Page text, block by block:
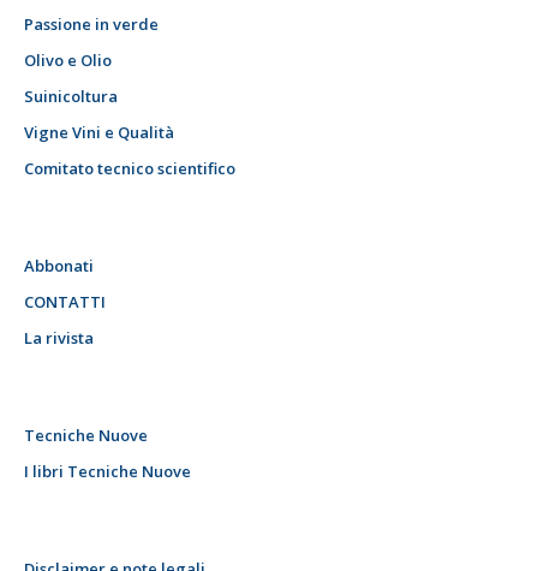
Passione in verde
Olivo e Olio
Suinicoltura
Vigne Vini e Qualità
Comitato tecnico scientifico
Abbonati
CONTATTI
La rivista
Tecniche Nuove
I libri Tecniche Nuove